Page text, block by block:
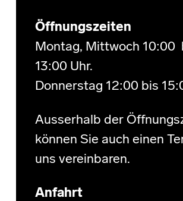
Öffnungszeiten
Montag, Mittwoch 10:00
13:00 Uhr.
Donnerstag 12:00 bis
Ausserhalb der
können Sie auch einen
uns vereinbaren.
Anfahrt